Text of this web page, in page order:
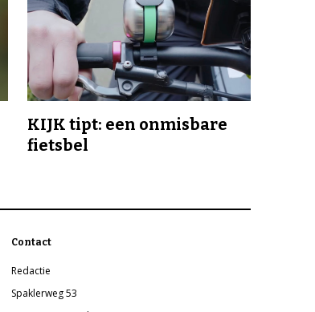
KIJK tipt: een onmisbare
fietsbel
Contact
Redactie
Spaklerweg 53